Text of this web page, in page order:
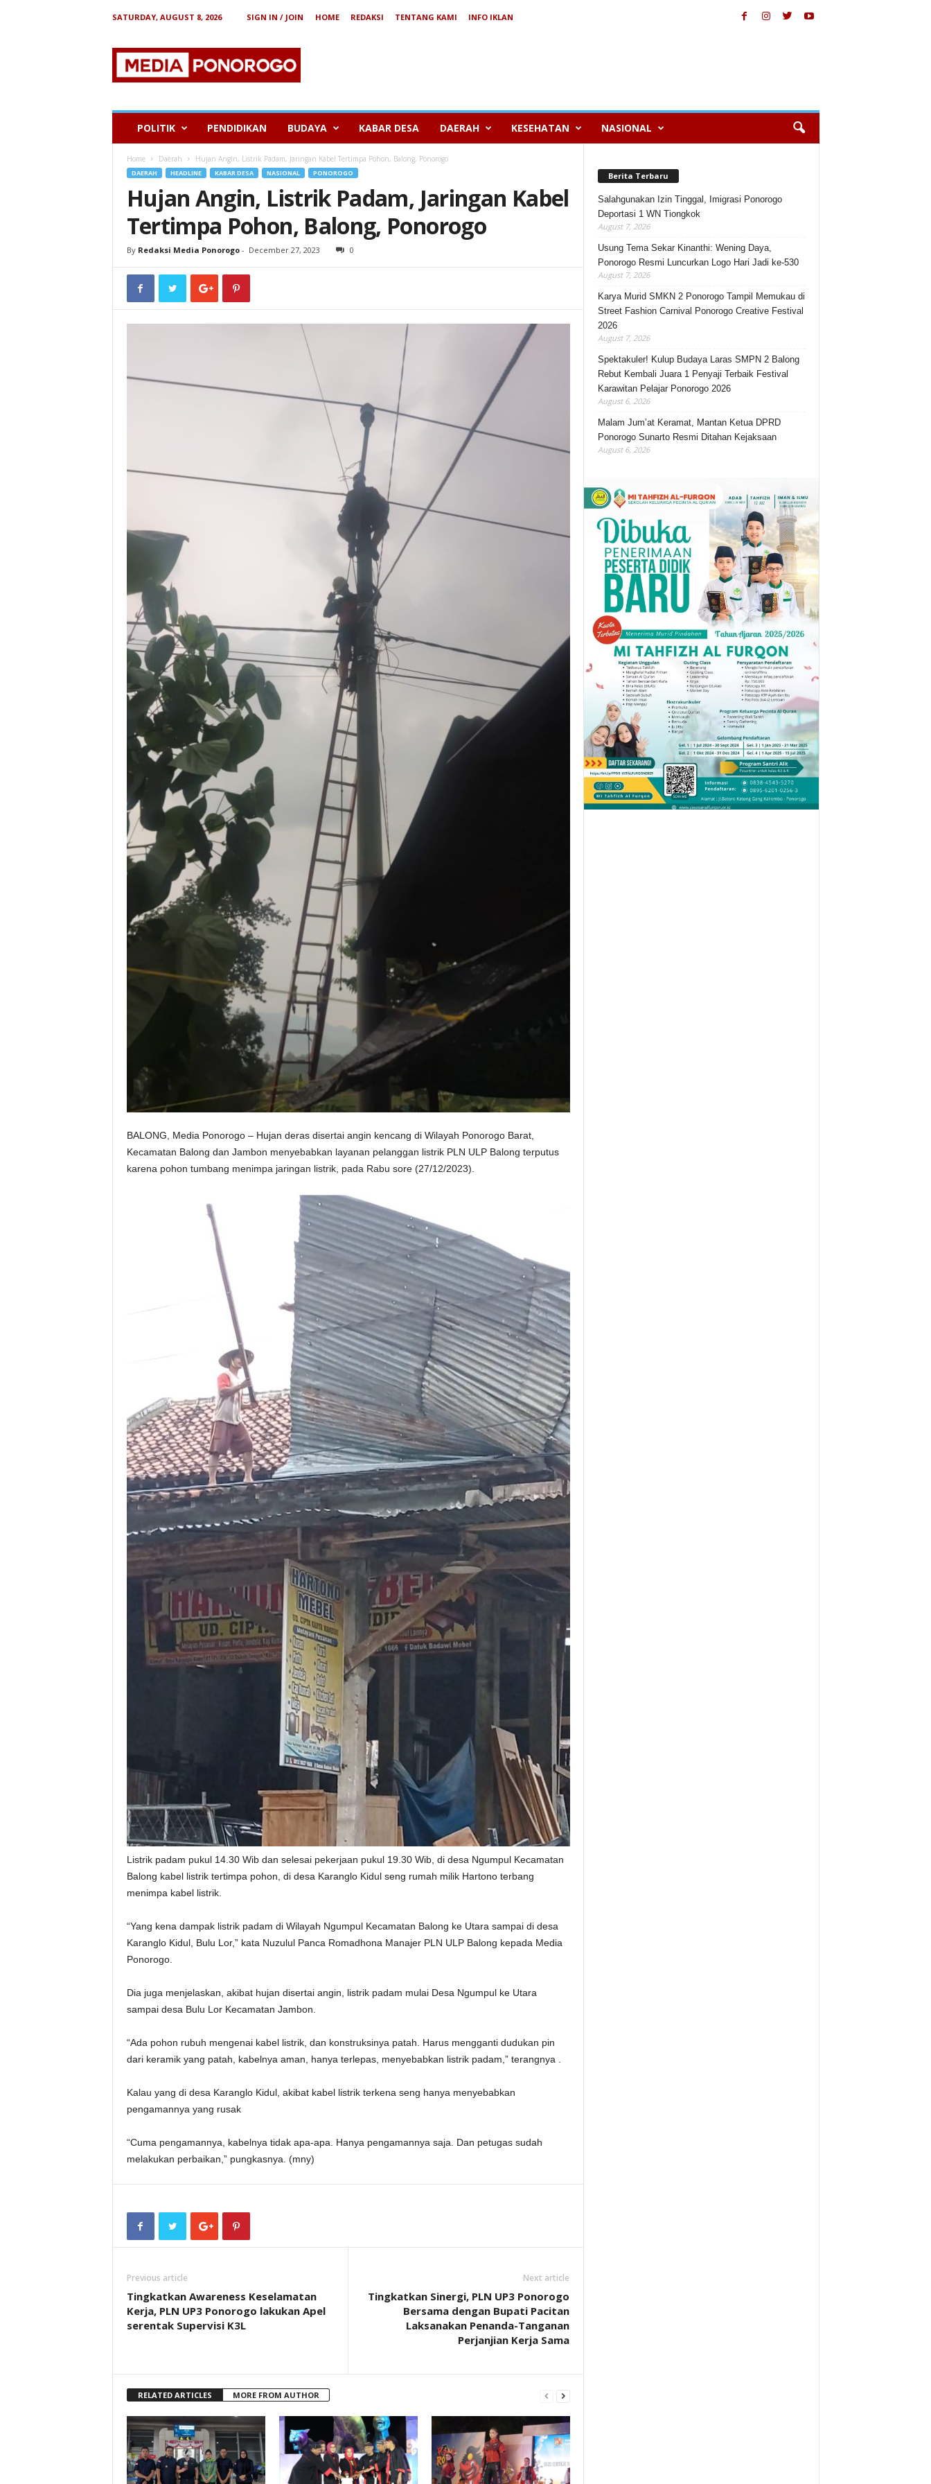
SATURDAY, AUGUST 8, 2026 SIGN IN / JOIN HOME REDAKSI TENTANG KAMI
INFO IKLAN
e
POLITIK PENDIDIKAN BUDAYA KABAR DESA DAERAH KESEHATAN NASIONAL
Home Daerah Hujan Angin, Listrik Padam, Jaringan Kabel Tertimpa Pohon, Balong, Ponorogo
DAERAH HEADLINE KABAR DESA NASIONAL PONOROGO
Hujan Angin, Listrik Padam, Jaringan Kabel
Tertimpa Pohon, Balong, Ponorogo
By Redaksi Media Ponorogo- December 27, 2023 0
BALONG, Media Ponorogo – Hujan deras disertai angin kencang di Wilayah Ponorogo Barat,
Kecamatan Balong dan Jambon menyebabkan layanan pelanggan listrik PLN ULP Balong terputus
karena pohon tumbang menimpa jaringan listrik, pada Rabu sore (27/12/2023).
Listrik padam pukul 14.30 Wib dan selesai pekerjaan pukul 19.30 Wib, di desa Ngumpul Kecamatan
Balong kabel listrik tertimpa pohon, di desa Karanglo Kidul seng rumah milik Hartono terbang
menimpa kabel listrik.
“Yang kena dampak listrik padam di Wilayah Ngumpul Kecamatan Balong ke Utara sampai di desa
Karanglo Kidul, Bulu Lor,” kata Nuzulul Panca Romadhona Manajer PLN ULP Balong kepada Media
Ponorogo.
Dia juga menjelaskan, akibat hujan disertai angin, listrik padam mulai Desa Ngumpul ke Utara
sampai desa Bulu Lor Kecamatan Jambon.
“Ada pohon rubuh mengenai kabel listrik, dan konstruksinya patah. Harus mengganti dudukan pin
dari keramik yang patah, kabelnya aman, hanya terlepas, menyebabkan listrik padam,” terangnya .
Kalau yang di desa Karanglo Kidul, akibat kabel listrik terkena seng hanya menyebabkan
pengamannya yang rusak
“Cuma pengamannya, kabelnya tidak apa-apa. Hanya pengamannya saja. Dan petugas sudah
melakukan perbaikan,” pungkasnya. (mny)
Previous article
Tingkatkan Awareness Keselamatan
Kerja, PLN UP3 Ponorogo lakukan Apel
serentak Supervisi K3L
Next article
Tingkatkan Sinergi, PLN UP3 Ponorogo
Bersama dengan Bupati Pacitan
Laksanakan Penanda-Tanganan
Perjanjian Kerja Sama
RELATED ARTICLES MORE FROM AUTHOR
Berita Terbaru
Salahgunakan Izin Tinggal, Imigrasi Ponorogo
Deportasi 1 WN Tiongkok
August 7, 2026
Usung Tema Sekar Kinanthi: Wening Daya,
Ponorogo Resmi Luncurkan Logo Hari Jadi ke-530
August 7, 2026
Karya Murid SMKN 2 Ponorogo Tampil Memukau di
Street Fashion Carnival Ponorogo Creative Festival
2026
August 7, 2026
Spektakuler! Kulup Budaya Laras SMPN 2 Balong
Rebut Kembali Juara 1 Penyaji Terbaik Festival
Karawitan Pelajar Ponorogo 2026
August 6, 2026
Malam Jum’at Keramat, Mantan Ketua DPRD
Ponorogo Sunarto Resmi Ditahan Kejaksaan
August 6, 2026